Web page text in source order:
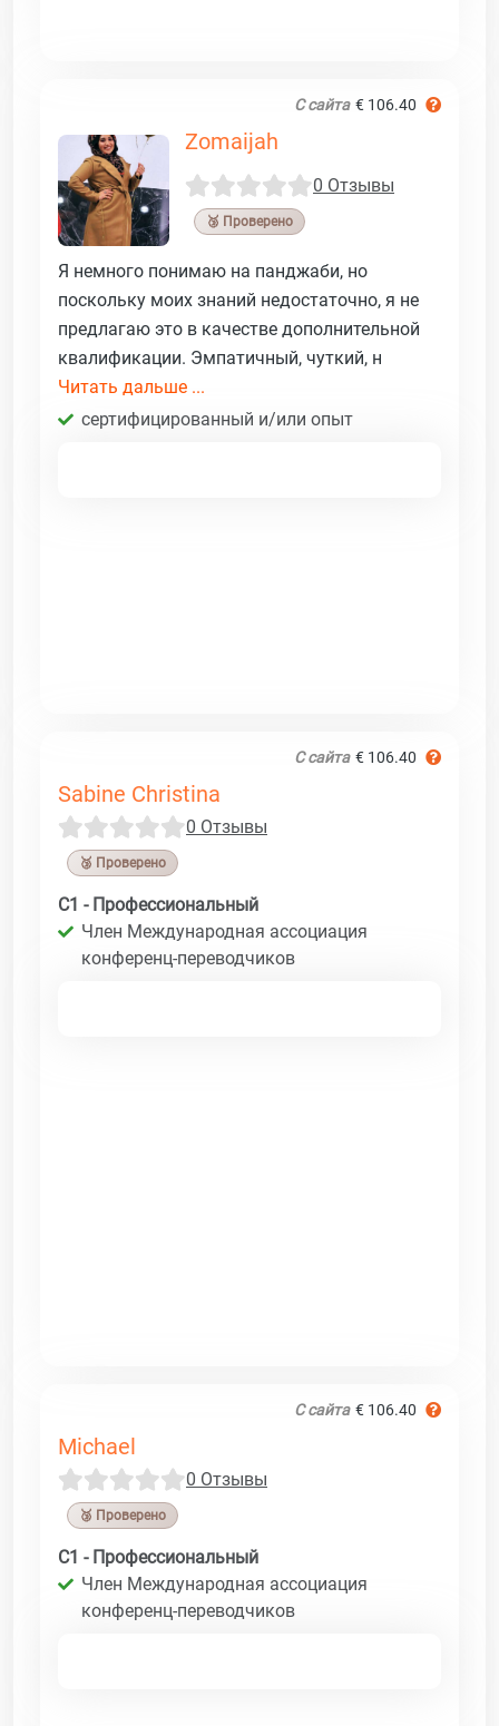
С сайта € 106.40
Zomaijah
0 Отзывы
🥉 Проверено
Я немного понимаю на панджаби, но
поскольку моих знаний недостаточно, я не
предлагаю это в качестве дополнительной
квалификации. Эмпатичный, чуткий, н
Читать дальше ...
сертифицированный и/или опыт
С сайта € 106.40
Sabine Christina
0 Отзывы
🥉 Проверено
C1 - Профессиональный
Член Международная ассоциация
конференц-переводчиков
С сайта € 106.40
Michael
0 Отзывы
🥉 Проверено
C1 - Профессиональный
Член Международная ассоциация
конференц-переводчиков